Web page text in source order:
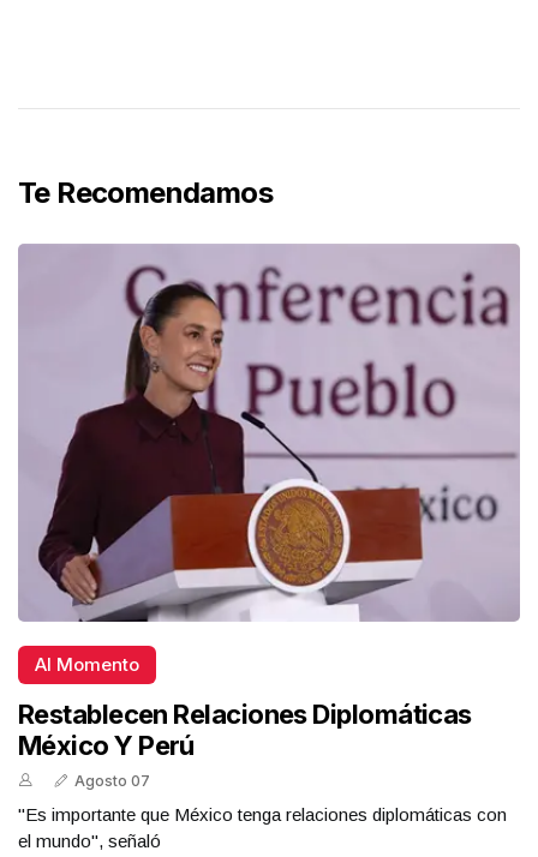
Te Recomendamos
Al Momento
Restablecen Relaciones Diplomáticas
México Y Perú
Agosto 07
"Es importante que México tenga relaciones diplomáticas con
el mundo", señaló